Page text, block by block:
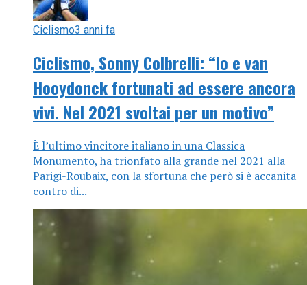
Ciclismo3 anni fa
Ciclismo, Sonny Colbrelli: “Io e van
Hooydonck fortunati ad essere ancora
vivi. Nel 2021 svoltai per un motivo”
È l’ultimo vincitore italiano in una Classica
Monumento, ha trionfato alla grande nel 2021 alla
Parigi-Roubaix, con la sfortuna che però si è accanita
contro di...